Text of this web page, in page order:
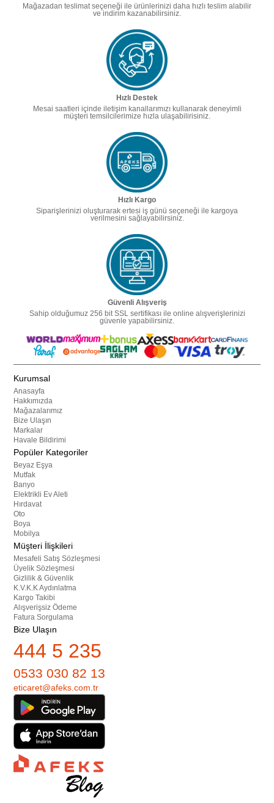
Mağazadan teslimat seçeneği ile ürünlerinizi daha hızlı teslim alabilir
ve indirim kazanabilirsiniz.
Hızlı Destek
Mesai saatleri içinde iletişim kanallarımızı kullanarak deneyimli
müşteri temsilcilerimize hızla ulaşabilirisiniz.
Hızlı Kargo
Siparişlerinizi oluşturarak ertesi iş günü seçeneği ile kargoya
verilmesini sağlayabilirsiniz.
Güvenli Alışveriş
Sahip olduğumuz 256 bit SSL sertifikası ile online alışverişlerinizi
güvenle yapabilirsiniz.
Kurumsal
Anasayfa
Hakkımızda
Mağazalarımız
Bize Ulaşın
Markalar
Havale Bildirimi
Popüler Kategoriler
Beyaz Eşya
Mutfak
Banyo
Elektrikli Ev Aleti
Hırdavat
Oto
Boya
Mobilya
Müşteri İlişkileri
Mesafeli Satış Sözleşmesi
Üyelik Sözleşmesi
Gizlilik & Güvenlik
K.V.K.K Aydınlatma
Kargo Takibi
Alışverişsiz Ödeme
Fatura Sorgulama
Bize Ulaşın
444 5 235
0533 030 82 13
eticaret@afeks.com.tr